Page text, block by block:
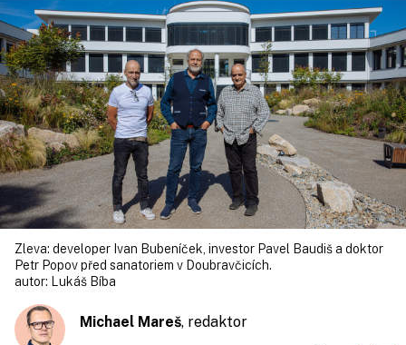
Zleva: developer Ivan Bubeníček, investor Pavel Baudiš a doktor
Petr Popov před sanatoriem v Doubravčicích.
autor:
Lukáš Bíba
Michael Mareš, redaktor